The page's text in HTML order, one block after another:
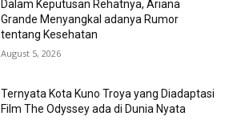
Dalam Keputusan Rehatnya, Ariana
Grande Menyangkal adanya Rumor
tentang Kesehatan
August 5, 2026
Ternyata Kota Kuno Troya yang Diadaptasi
Film The Odyssey ada di Dunia Nyata